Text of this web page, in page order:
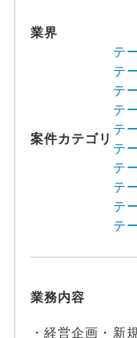
業界
案件カテゴリ
テ
テ
テ
テ
テ
テ
テ
テ
テ
テ
業務内容
・経営企画・新